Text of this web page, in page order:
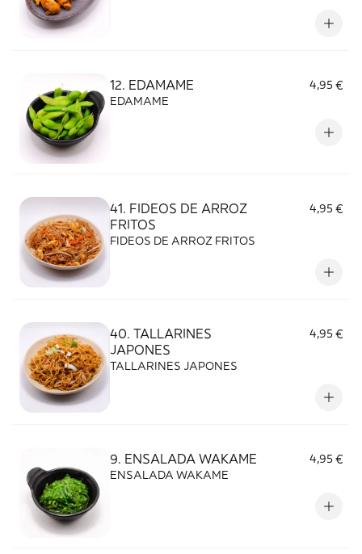
12. EDAMAME
4,95 €
EDAMAME
41. FIDEOS DE ARROZ
FRITOS
4,95 €
FIDEOS DE ARROZ FRITOS
40. TALLARINES
JAPONES
4,95 €
TALLARINES JAPONES
9. ENSALADA WAKAME
4,95 €
ENSALADA WAKAME